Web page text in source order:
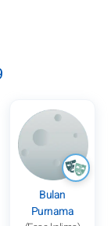
Bulan
Purnama